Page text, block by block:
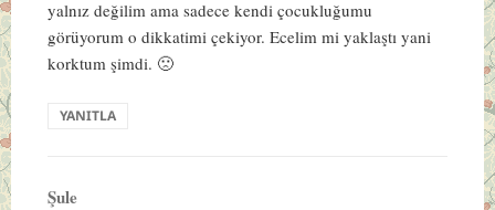
yalnız değilim ama sadece kendi çocukluğumu
görüyorum o dikkatimi çekiyor. Ecelim mi yaklaştı yani
korktum şimdi. 🙁
YANITLA
Şule